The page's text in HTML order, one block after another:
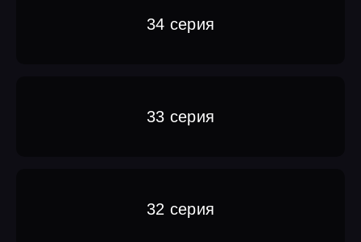
34 серия
33 серия
32 серия